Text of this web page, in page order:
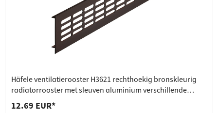
Häfele ventilatierooster H3621 rechthoekig bronskleurig
radiatorrooster met sleuven aluminium verschillende
maten
12.69 EUR*